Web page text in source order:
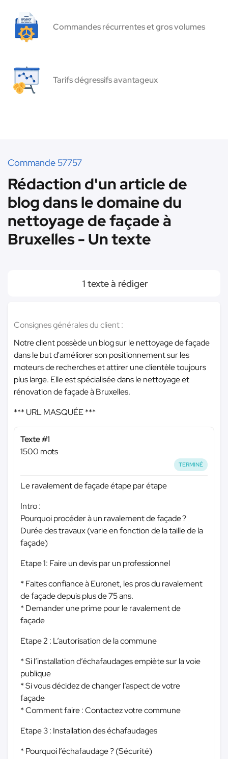
Commandes récurrentes et gros volumes
Tarifs dégressifs avantageux
Commande 57757
Rédaction d'un article de
blog dans le domaine du
nettoyage de façade à
Bruxelles - Un texte
1 texte à rédiger
Consignes générales du client :
Notre client possède un blog sur le nettoyage de façade
dans le but d'améliorer son positionnement sur les
moteurs de recherches et attirer une clientèle toujours
plus large. Elle est spécialisée dans le nettoyage et
rénovation de façade à Bruxelles.
*** URL MASQUÉE ***
Texte #1
1500 mots
TERMINÉ
Le ravalement de façade étape par étape
Intro :
Pourquoi procéder à un ravalement de façade ?
Durée des travaux (varie en fonction de la taille de la
façade)
Etape 1: Faire un devis par un professionnel
* Faites confiance à Euronet, les pros du ravalement
de façade depuis plus de 75 ans.
* Demander une prime pour le ravalement de
façade
Etape 2 : L’autorisation de la commune
* Si l’installation d’échafaudages empiète sur la voie
publique
* Si vous décidez de changer l’aspect de votre
façade
* Comment faire : Contactez votre commune
Etape 3 : Installation des échafaudages
* Pourquoi l’échafaudage ? (Sécurité)